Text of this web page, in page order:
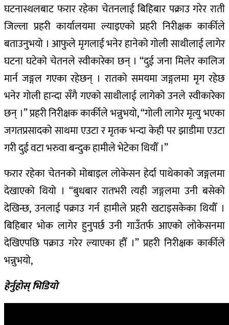
घटनास्थलबाट फरार रहेका चेतनलाई बिहिबार पक्राउ गरेर राती
जिल्ला प्रहरी कार्यालयमा ल्याइएको प्रहरी निरीक्षक कार्कीले
बताउनुभयो । आफुले मृगलाई भनेर हानेको गोली साथीलाई लागेर
घटना घटेको चेतनले स्वीकारेका छन् । “दुई जना मिलेर कालिज
मार्न जङ्गल गएका रहेछन् । रातको समयमा जङ्गलमा मृग रहेछ
भनेर गोली हान्दा सँगै गएको साथीलाई लागेको उनले स्वीकारेका
छन् ।” प्रहरी निरीक्षक कार्कीले भन्नुभयो, “गोली लागेर मृत्यु भएका
जगतप्रसादको साथमा एउटा र मृतक भन्दा केही पर झाडीमा एउटा
गरी दुई वटा भरुवा बन्दुक हामीले भेटेका थियौँ ।”
फरार रहेका चेतनको मोबाइल लोकेसन हेर्दा पाथेकाको जङ्गलमा
देखाएको थियो । “बुधबार रातभरी त्यही जङ्गलमा उनी बसेको
देखिन्छ, उनलाई पक्राउ गर्न हामीले प्रहरी खटाइसकेका थियौँ ।
बिहिबार भोक लागेर हुनुपर्छ उनी गाउँतर्फ आएको लोकेसनमा
देखिएपछि पक्राउ गरेर ल्याएका हौँ ।” प्रहरी निरीक्षक कार्कीले
भन्नुभयो,
हेर्नुहोस् भिडियो